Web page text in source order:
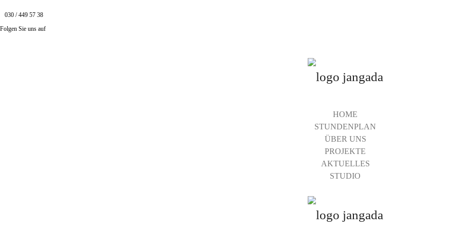
030 / 449 57 38
Folgen Sie uns auf
HOME
STUNDENPLAN
ÜBER UNS
PROJEKTE
AKTUELLES
STUDIO